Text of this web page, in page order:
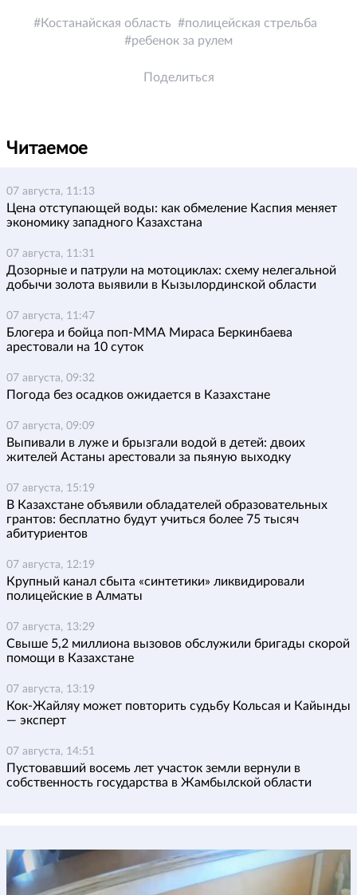
Костанайская область
полицейская стрельба
ребенок за рулем
Поделиться
Читаемое
07 августа, 11:13
Цена отступающей воды: как обмеление Каспия меняет
экономику западного Казахстана
07 августа, 11:31
Дозорные и патрули на мотоциклах: схему нелегальной
добычи золота выявили в Кызылординской области
07 августа, 11:47
Блогера и бойца поп-ММА Мираса Беркинбаева
арестовали на 10 суток
07 августа, 09:32
Погода без осадков ожидается в Казахстане
07 августа, 09:09
Выпивали в луже и брызгали водой в детей: двоих
жителей Астаны арестовали за пьяную выходку
07 августа, 15:19
В Казахстане объявили обладателей образовательных
грантов: бесплатно будут учиться более 75 тысяч
абитуриентов
07 августа, 12:19
Крупный канал сбыта «синтетики» ликвидировали
полицейские в Алматы
07 августа, 13:29
Свыше 5,2 миллиона вызовов обслужили бригады скорой
помощи в Казахстане
07 августа, 13:19
Кок-Жайляу может повторить судьбу Кольсая и Кайынды
— эксперт
07 августа, 14:51
Пустовавший восемь лет участок земли вернули в
собственность государства в Жамбылской области